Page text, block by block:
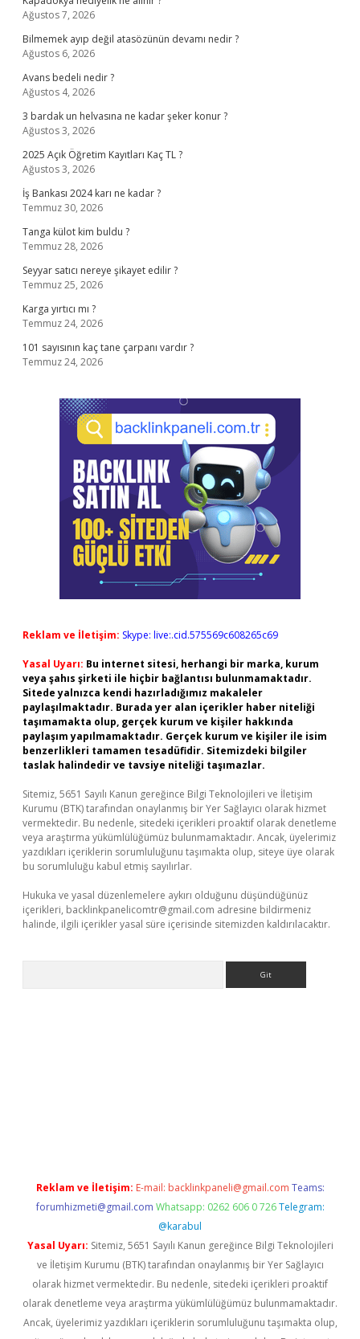
Ağustos 7, 2026
Bilmemek ayıp değil atasözünün devamı nedir ?
Ağustos 6, 2026
Avans bedeli nedir ?
Ağustos 4, 2026
3 bardak un helvasına ne kadar şeker konur ?
Ağustos 3, 2026
2025 Açık Öğretim Kayıtları Kaç TL ?
Ağustos 3, 2026
İş Bankası 2024 karı ne kadar ?
Temmuz 30, 2026
Tanga külot kim buldu ?
Temmuz 28, 2026
Seyyar satıcı nereye şikayet edilir ?
Temmuz 25, 2026
Karga yırtıcı mı ?
Temmuz 24, 2026
101 sayısının kaç tane çarpanı vardır ?
Temmuz 24, 2026
Reklam ve İletişim: Skype: live:.cid.575569c608265c69
Yasal Uyarı: Bu internet sitesi, herhangi bir marka, kurum
veya şahıs şirketi ile hiçbir bağlantısı bulunmamaktadır.
Sitede yalnızca kendi hazırladığımız makaleler
paylaşılmaktadır. Burada yer alan içerikler haber niteliği
taşımamakta olup, gerçek kurum ve kişiler hakkında
paylaşım yapılmamaktadır. Gerçek kurum ve kişiler ile isim
benzerlikleri tamamen tesadüfidir. Sitemizdeki bilgiler
taslak halindedir ve tavsiye niteliği taşımazlar.
Sitemiz, 5651 Sayılı Kanun gereğince Bilgi Teknolojileri ve İletişim
Kurumu (BTK) tarafından onaylanmış bir Yer Sağlayıcı olarak hizmet
vermektedir. Bu nedenle, sitedeki içerikleri proaktif olarak denetleme
veya araştırma yükümlülüğümüz bulunmamaktadır. Ancak, üyelerimiz
yazdıkları içeriklerin sorumluluğunu taşımakta olup, siteye üye olarak
bu sorumluluğu kabul etmiş sayılırlar.
Hukuka ve yasal düzenlemelere aykırı olduğunu düşündüğünüz
içerikleri, backlinkpanelicomtr@gmail.com adresine bildirmeniz
halinde, ilgili içerikler yasal süre içerisinde sitemizden kaldırılacaktır.
Reklam ve İletişim: E-mail: backlinkpaneli@gmail.com Teams:
forumhizmeti@gmail.com Whatsapp: 0262 606 0 726 Telegram:
@karabul
Yasal Uyarı: Sitemiz, 5651 Sayılı Kanun gereğince Bilgi Teknolojileri
ve İletişim Kurumu (BTK) tarafından onaylanmış bir Yer Sağlayıcı
olarak hizmet vermektedir. Bu nedenle, sitedeki içerikleri proaktif
olarak denetleme veya araştırma yükümlülüğümüz bulunmamaktadır.
Ancak, üyelerimiz yazdıkları içeriklerin sorumluluğunu taşımakta olup,